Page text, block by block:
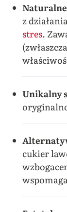
z
stres.
Unikalny
cukier